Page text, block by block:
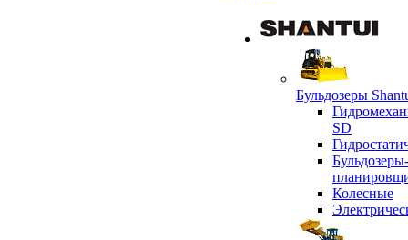
Бульдозеры
SD
Бульдозеры-
Колесные